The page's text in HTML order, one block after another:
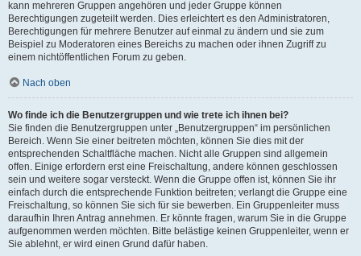
kann mehreren Gruppen angehören und jeder Gruppe können
Berechtigungen zugeteilt werden. Dies erleichtert es den Administratoren,
Berechtigungen für mehrere Benutzer auf einmal zu ändern und sie zum
Beispiel zu Moderatoren eines Bereichs zu machen oder ihnen Zugriff zu
einem nichtöffentlichen Forum zu geben.
Nach oben
Wo finde ich die Benutzergruppen und wie trete ich ihnen bei?
Sie finden die Benutzergruppen unter „Benutzergruppen“ im persönlichen
Bereich. Wenn Sie einer beitreten möchten, können Sie dies mit der
entsprechenden Schaltfläche machen. Nicht alle Gruppen sind allgemein
offen. Einige erfordern erst eine Freischaltung, andere können geschlossen
sein und weitere sogar versteckt. Wenn die Gruppe offen ist, können Sie ihr
einfach durch die entsprechende Funktion beitreten; verlangt die Gruppe eine
Freischaltung, so können Sie sich für sie bewerben. Ein Gruppenleiter muss
daraufhin Ihren Antrag annehmen. Er könnte fragen, warum Sie in die Gruppe
aufgenommen werden möchten. Bitte belästige keinen Gruppenleiter, wenn er
Sie ablehnt, er wird einen Grund dafür haben.